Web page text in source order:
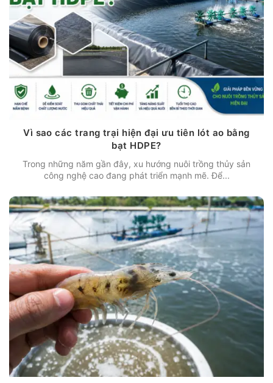
Vì sao các trang trại hiện đại ưu tiên lót ao bằng
bạt HDPE?
Trong những năm gần đây, xu hướng nuôi trồng thủy sản
công nghệ cao đang phát triển mạnh mẽ. Để...